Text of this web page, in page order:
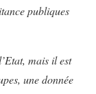
publiques
mais il est
une donnée